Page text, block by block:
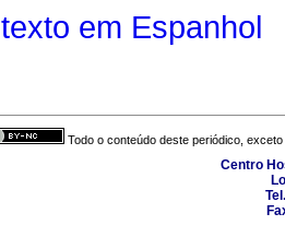
texto em Espanhol
Todo o conteúdo deste periódico,
Centro